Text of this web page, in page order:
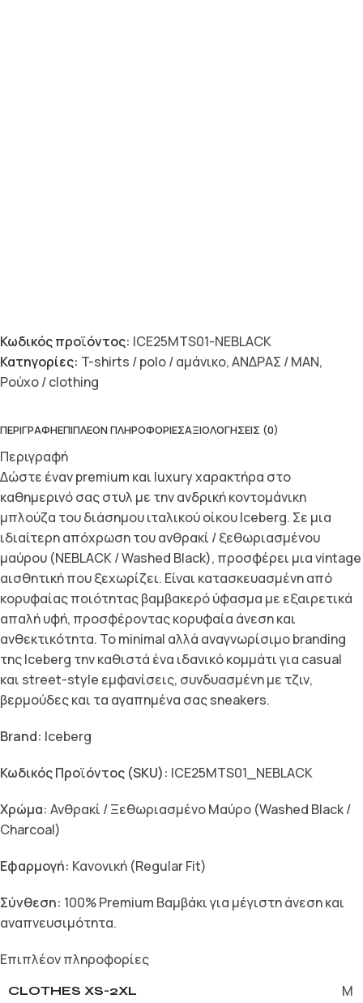
Κωδικός προϊόντος: ICE25MTS01-NEBLACK
Κατηγορίες: T-shirts / polo / αμάνικο,ΑΝΔΡΑΣ / MAN,
Ρούχο / clothing
ΠΕΡΙΓΡΑΦΉΕΠΙΠΛΈΟΝ ΠΛΗΡΟΦΟΡΊΕΣΑΞΙΟΛΟΓΉΣΕΙΣ (0)
Περιγραφή
Δώστε έναν premium και luxury χαρακτήρα στο
καθημερινό σας στυλ με την ανδρική κοντομάνικη
μπλούζα του διάσημου ιταλικού οίκου Iceberg. Σε μια
ιδιαίτερη απόχρωση του ανθρακί / ξεθωριασμένου
μαύρου (NEBLACK / Washed Black), προσφέρει μια vintage
αισθητική που ξεχωρίζει. Είναι κατασκευασμένη από
κορυφαίας ποιότητας βαμβακερό ύφασμα με εξαιρετικά
απαλή υφή, προσφέροντας κορυφαία άνεση και
ανθεκτικότητα. Το minimal αλλά αναγνωρίσιμο branding
της Iceberg την καθιστά ένα ιδανικό κομμάτι για casual
και street-style εμφανίσεις, συνδυασμένη με τζιν,
βερμούδες και τα αγαπημένα σας sneakers.
Brand: Iceberg
Κωδικός Προϊόντος (SKU): ICE25MTS01_NEBLACK
Χρώμα: Ανθρακί / Ξεθωριασμένο Μαύρο (Washed Black /
Charcoal)
Εφαρμογή: Κανονική (Regular Fit)
Σύνθεση: 100% Premium Βαμβάκι για μέγιστη άνεση και
αναπνευσιμότητα.
Επιπλέον πληροφορίες
CLOTHES XS-2XL
M